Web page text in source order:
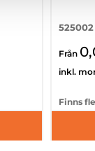
525002
Från
inkl.
Finns